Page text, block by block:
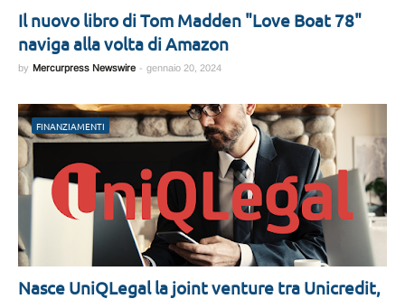
Il nuovo libro di Tom Madden "Love Boat 78"
naviga alla volta di Amazon
by Mercurpress Newswire - gennaio 20, 2024
FINANZIAMENTI
Nasce UniQLegal la joint venture tra Unicredit,